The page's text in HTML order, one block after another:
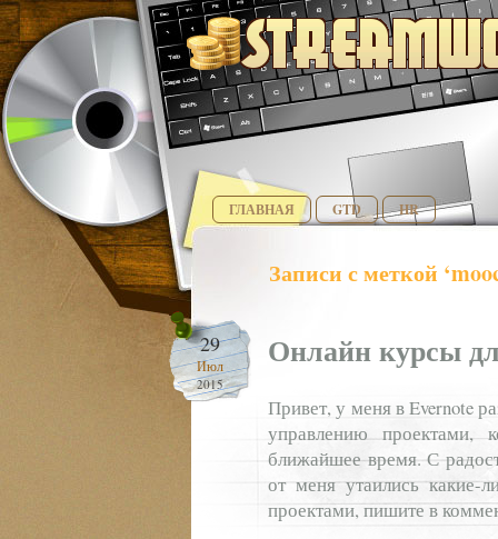
ГЛАВНАЯ GTD HR
Записи с меткой
29
Июл
2015
Онлайн курсы
Привет, у меня в Evernote
управлению
ближайшее время. С
от меня утаились какие-
проектами, пишите в